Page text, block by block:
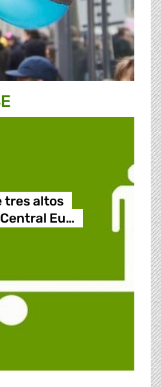
tres altos
Eu…